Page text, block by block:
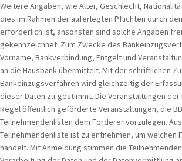
Weitere Angaben, wie Alter, Geschlecht,
dies im Rahmen der auferlegten Pflichten durch
erforderlich ist, ansonsten sind solche Angaben
gekennzeichnet. Zum Zwecke des
Vorname, Bankverbindung, Entgelt und
an die Hausbank übermittelt. Mit der schriftlichen
Bankeinzugsverfahren wird gleichzeitig der
dieser Daten zu-gestimmt. Die Veranstaltungen der
Regel öffentlich geförderte Veranstaltungen, die
Teilnehmendenlisten dem Förderer vorzulegen.
Teilnehmendenliste ist zu entnehmen, um welchen
handelt. Mit Anmeldung stimmen die